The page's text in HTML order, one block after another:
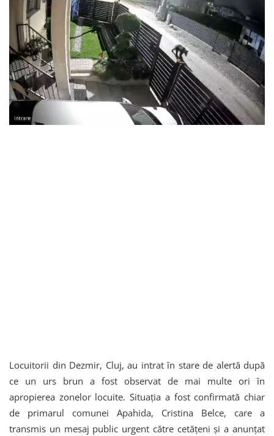
Locuitorii din Dezmir, Cluj, au intrat în stare de alertă după
ce un urs brun a fost observat de mai multe ori în
apropierea zonelor locuite. Situația a fost confirmată chiar
de primarul comunei Apahida, Cristina Belce, care a
transmis un mesaj public urgent către cetățeni și a anunțat